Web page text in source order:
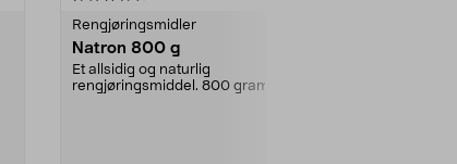
Rengjøringsmidler
Natron 800 g
Et allsidig og naturlig
rengjøringsmiddel. 800 gram